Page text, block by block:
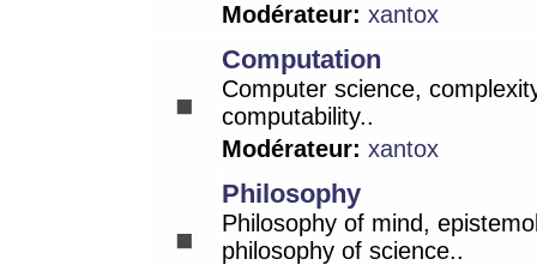
Modérateur: xantox
Computation
Computer science,
computability..
Modérateur: xantox
Philosophy
Philosophy of mind,
philosophy of science..